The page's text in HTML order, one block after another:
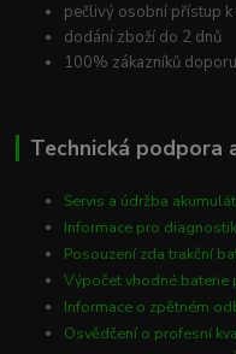
pečlivý osobní přístup k
dodání zboží do 2 dnů
100% zákazníků
Technická podpora
Servis a údržba
Informace pro
Posouzení zda trakční
Výpočet vhodné baterie
Informace o zpětném
Osvědčení o profesní